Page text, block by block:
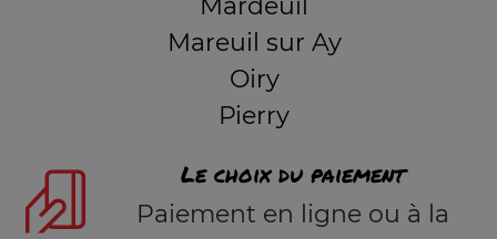
Mardeuil
Mareuil sur Ay
Oiry
Pierry
Le choix du paiement
Paiement en ligne ou à la